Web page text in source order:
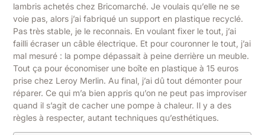
lambris achetés chez Bricomarché. Je voulais qu’elle ne se
voie pas, alors j’ai fabriqué un support en plastique recyclé.
Pas très stable, je le reconnais. En voulant fixer le tout, j’ai
failli écraser un câble électrique. Et pour couronner le tout, j’ai
mal mesuré : la pompe dépassait à peine derrière un meuble.
Tout ça pour économiser une boîte en plastique à 15 euros
prise chez Leroy Merlin. Au final, j’ai dû tout démonter pour
réparer. Ce qui m’a bien appris qu’on ne peut pas improviser
quand il s’agit de cacher une pompe à chaleur. Il y a des
règles à respecter, autant techniques qu’esthétiques.